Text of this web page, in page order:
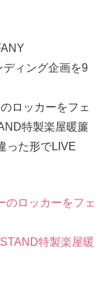
ィング企画を9
ロッカーをフェ
特製楽屋暖簾
った形でLIVE
のロッカーをフェ
特製楽屋暖